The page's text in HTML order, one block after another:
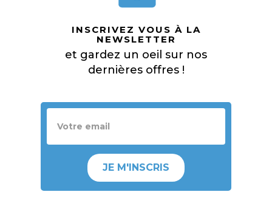
INSCRIVEZ VOUS À LA
NEWSLETTER
et gardez un oeil sur nos
dernières offres !
JE M'INSCRIS